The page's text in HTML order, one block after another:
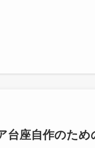
台座自作のた